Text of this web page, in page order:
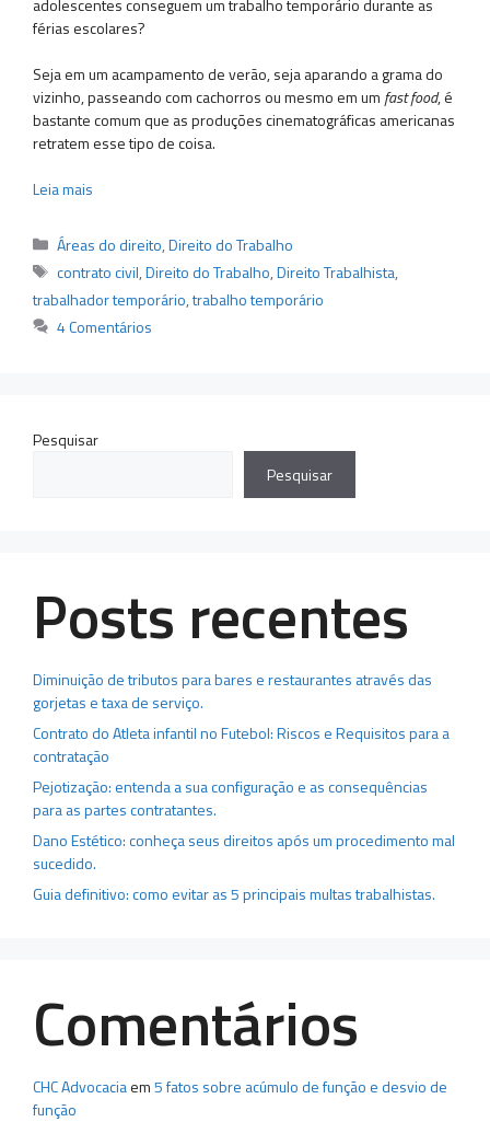
adolescentes conseguem um trabalho temporário durante as
férias escolares?
Seja em um acampamento de verão, seja aparando a grama do
vizinho, passeando com cachorros ou mesmo em um fast food, é
bastante comum que as produções cinematográficas americanas
retratem esse tipo de coisa.
Leia mais
Categorias
Áreas do direito,Direito do Trabalho
Tags
contrato civil,Direito do Trabalho,Direito Trabalhista,
trabalhador temporário,trabalho temporário
4 Comentários
Pesquisar
Pesquisar
Posts recentes
Diminuição de tributos para bares e restaurantes através das
gorjetas e taxa de serviço.
Contrato do Atleta infantil no Futebol: Riscos e Requisitos para a
contratação
Pejotização: entenda a sua configuração e as consequências
para as partes contratantes.
Dano Estético: conheça seus direitos após um procedimento mal
sucedido.
Guia definitivo: como evitar as 5 principais multas trabalhistas.
Comentários
CHC Advocaciaem5 fatos sobre acúmulo de função e desvio de
função